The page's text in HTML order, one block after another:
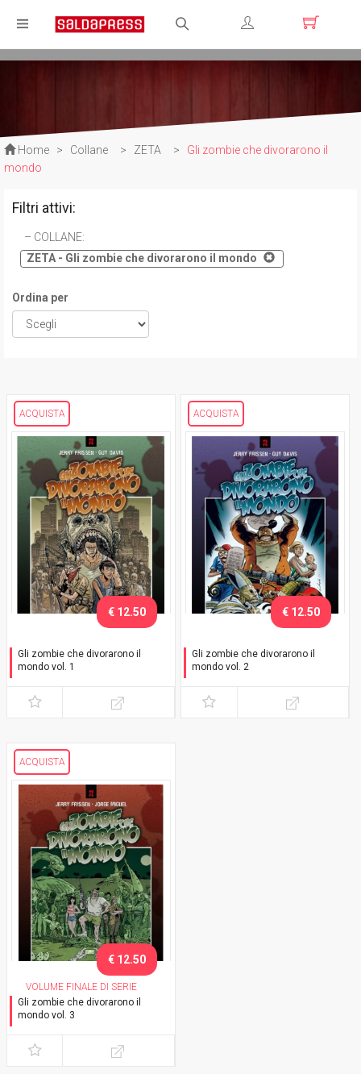
Registrati
Home > Collane > ZETA >
Gli zombie che divorarono il
mondo
Filtri attivi:
COLLANE:
ZETA - Gli zombie che divorarono il mondo
Ordina per
ACQUISTA
Gli zombie che divorarono il
mondo vol. 1
€ 12.50
ACQUISTA
Gli zombie che divorarono il
mondo vol. 2
€ 12.50
ACQUISTA
VOLUME FINALE DI SERIE
Gli zombie che divorarono il
mondo vol. 3
€ 12.50